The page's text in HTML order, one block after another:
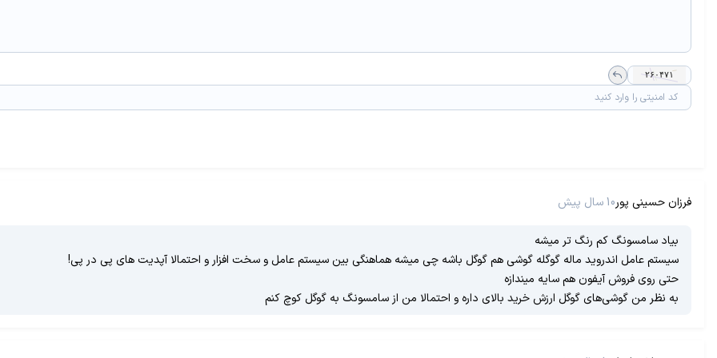
فرزان حسینی پور10 سال پیش
بیاد سامسونگ کم رنگ تر میشه
سیستم عامل اندروید ماله گوگله گوشی هم گوگل باشه چی میشه هماهنگی بین سیستم عامل و سخت افزار و احتمالا آپدیت های پی در پی!
حتی روی فروش آیفون هم سایه میندازه
به نظر من گوشی‌های گوگل ارزش خرید بالای داره و احتمالا من از سامسونگ به گوگل کوچ کنم